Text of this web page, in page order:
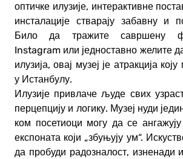
оптичке илузије, интерактивне
инсталације стварају забавну и
Било да тражите савршену
Instagram или једноставно желите
илузија, овај музеј је атракција
у Истанбулу.
Илузије привлаче људе свих
перцепцију и логику. Музеј нуди
ком посетиоци могу да се
експоната који „збуњују ум“.
да пробуди радозналост, изненади